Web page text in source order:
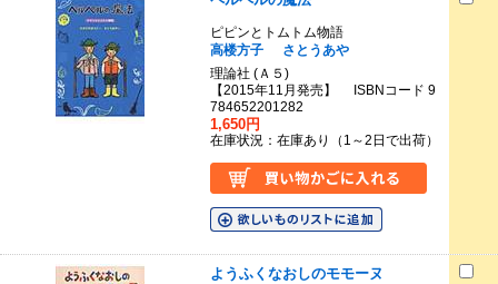
ピピンとトムトム物語
高楼方子
さとうあや
理論社 (Ａ５)
【2015年11月発売】 ISBNコード 9
784652201282
1,650円
在庫状況：在庫あり（1～2日で出荷）
ようふくなおしのモモーヌ